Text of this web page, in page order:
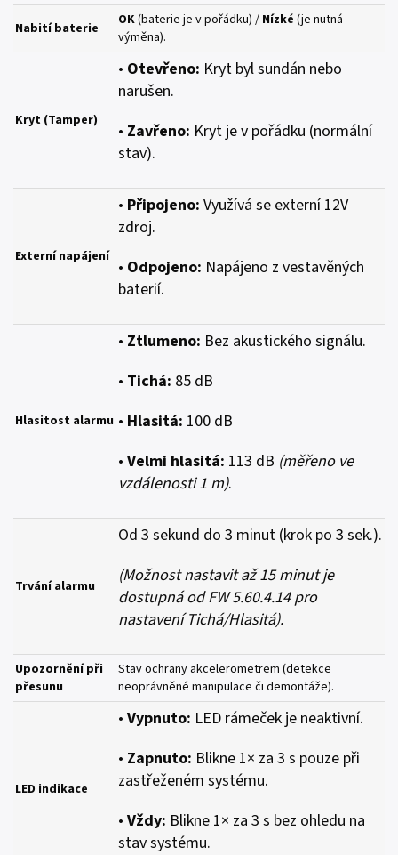
Nabití baterie OK(baterie je v pořádku) / Nízké (je nutná
výměna).
Kryt (Tamper)
• Otevřeno: Kryt byl sundán nebo
narušen.
• Zavřeno: Kryt je v pořádku (normální
stav).
Externí napájení
• Připojeno: Využívá se externí 12V
zdroj.
• Odpojeno: Napájeno z vestavěných
baterií.
Hlasitost alarmu
• Ztlumeno: Bez akustického signálu.
• Tichá: 85 dB
• Hlasitá: 100 dB
• Velmi hlasitá: 113 dB (měřeno ve
vzdálenosti 1 m).
Trvání alarmu
Od 3 sekund do 3 minut (krok po 3 sek.).
(Možnost nastavit až 15 minut je
dostupná od FW 5.60.4.14 pro
nastavení Tichá/Hlasitá).
Upozornění při
přesunu
Stav ochrany akcelerometrem (detekce
neoprávněné manipulace či demontáže).
LED indikace
• Vypnuto: LED rámeček je neaktivní.
• Zapnuto: Blikne 1× za 3 s pouze při
zastřeženém systému.
• Vždy: Blikne 1× za 3 s bez ohledu na
stav systému.